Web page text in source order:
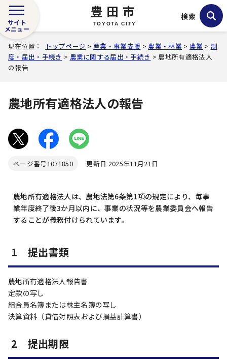
豊田市
TOYOTA CITY
サイト
メニュー
検索
現在位置： トップページ > 産業・事業支援 > 農業・林業 > 農業 > 制
度・届出・手続き > 農業に関する届出・手続き > 農地所有適格法人
の報告
農地所有適格法人の報告
ページ番号1071850 更新日 2025年11月21日
農地所有適格法人は、農地法第6条第1項の規定により、毎事
業年度終了後3か月以内に、事業の状況等を農業委員会へ報告
することが義務付けられています。
1 提出書類
農地所有適格法人報告書
定款の写し
組合員名簿または株主名簿の写し
決算資料（貸借対照表および損益計算書）
2 提出期限